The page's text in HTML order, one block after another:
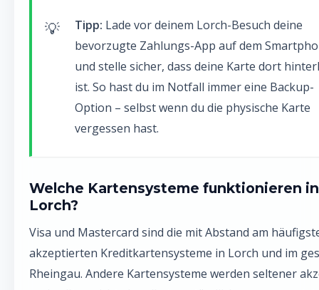
Tipp: Lade vor deinem Lorch-Besuch deine
bevorzugte Zahlungs-App auf dem
und stelle sicher, dass deine Karte dort
ist. So hast du im Notfall immer eine Backup-
Option – selbst wenn du die physische Karte
vergessen hast.
Welche Kartensysteme funktionieren in
Lorch?
Visa und Mastercard sind die mit Abstand am
akzeptierten Kreditkartensysteme in Lorch und im
Rheingau. Andere Kartensysteme werden seltener